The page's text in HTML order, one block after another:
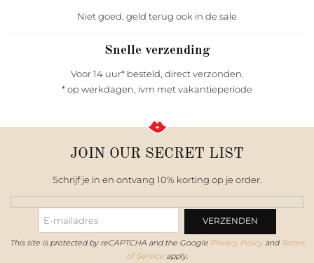
Niet goed, geld terug ook in de sale
Snelle verzending
Voor 14 uur* besteld, direct verzonden.
* op werkdagen, ivm met vakantieperiode
JOIN OUR SECRET LIST
Schrijf je in en ontvang 10% korting op je order.
This site is protected by reCAPTCHA and the Google Privacy Policyand Terms
of Service apply.